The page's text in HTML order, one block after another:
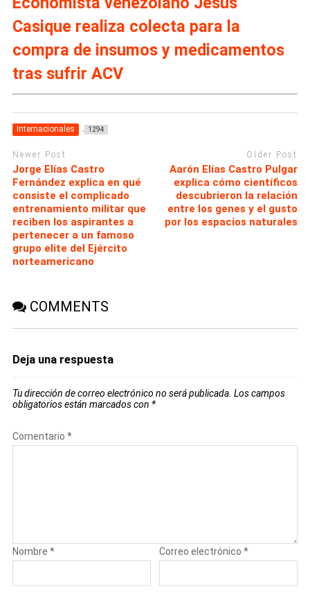
Casique realiza colecta para la
compra de insumos y medicamentos
tras sufrir ACV
Internacionales 1294
Newer Post
Jorge Elías Castro
Fernández explica en qué
consiste el complicado
entrenamiento militar que
reciben los aspirantes a
pertenecer a un famoso
grupo elite del Ejército
norteamericano
Older Post
Aarón Elías Castro Pulgar
explica cómo científicos
descubrieron la relación
entre los genes y el gusto
por los espacios naturales
COMMENTS
Deja una respuesta
Tu dirección de correo electrónico no será publicada. Los campos
obligatorios están marcados con *
Comentario *
Nombre * Correo electrónico*